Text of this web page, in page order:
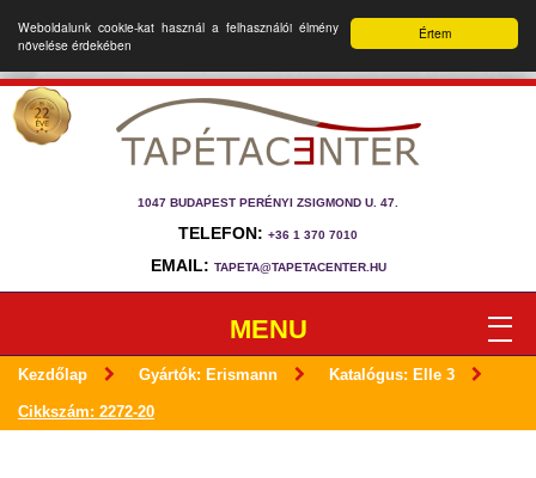
Értem
Weboldalunk cookie-kat használ a felhasználói élmény
növelése érdekében
1047 BUDAPEST PERÉNYI ZSIGMOND U. 47.
TELEFON: +36 1 370 7010
EMAIL: TAPETA@TAPETACENTER.HU
MENU
Kezdőlap Gyártók: Erismann Katalógus: Elle 3
Cikkszám: 2272-20